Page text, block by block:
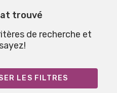
trouvé
de recherche et
LES FILTRES